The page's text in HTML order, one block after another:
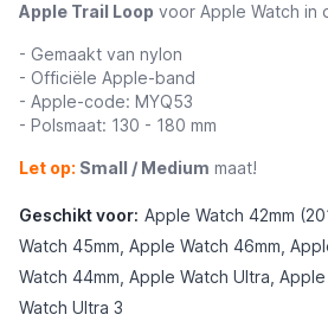
Apple Trail Loop voor Apple Watch in
- Gemaakt van nylon
- Officiële Apple-band
- Apple-code: MYQ53
- Polsmaat: 130 - 180 mm
Let op: Small / Medium maat!
Geschikt voor: Apple Watch 42mm
Watch 45mm, Apple Watch 46mm,
Watch 44mm, Apple Watch Ultra,
Watch Ultra 3